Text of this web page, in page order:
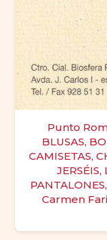
Punto
BLUSAS,
CAMISETAS,
Carmen